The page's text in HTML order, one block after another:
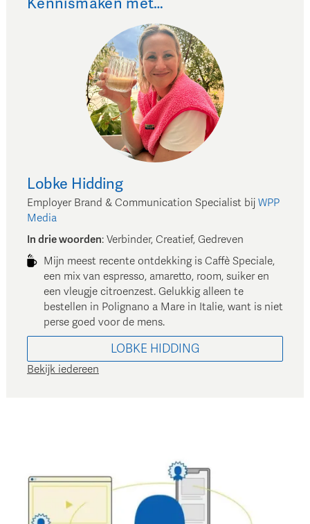
Kennismaken met…
Lobke Hidding
Employer Brand & Communication Specialist bij WPP
Media
In drie woorden: Verbinder, Creatief, Gedreven
Mijn meest recente ontdekking is Caffè Speciale,
een mix van espresso, amaretto, room, suiker en
een vleugje citroenzest. Gelukkig alleen te
bestellen in Polignano a Mare in Italie, want is niet
perse goed voor de mens.
LOBKE HIDDING
Bekijk iedereen